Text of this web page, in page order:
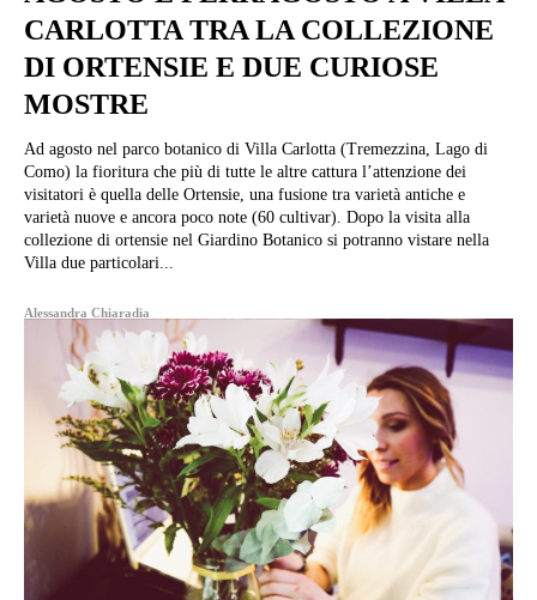
CARLOTTA TRA LA COLLEZIONE
DI ORTENSIE E DUE CURIOSE
MOSTRE
Ad agosto nel parco botanico di Villa Carlotta (Tremezzina, Lago di
Como) la fioritura che più di tutte le altre cattura l’attenzione dei
visitatori è quella delle Ortensie, una fusione tra varietà antiche e
varietà nuove e ancora poco note (60 cultivar). Dopo la visita alla
collezione di ortensie nel Giardino Botanico si potranno vistare nella
Villa due particolari...
Alessandra Chiaradia